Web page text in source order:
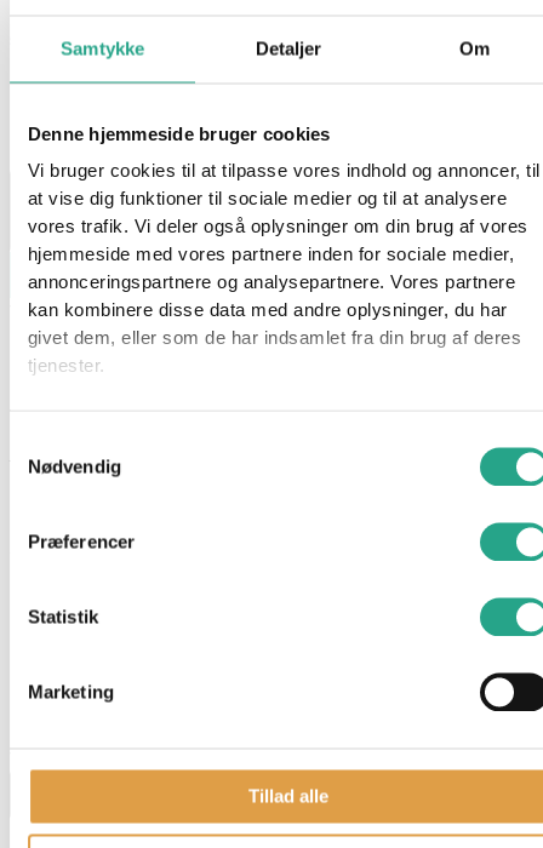
Samtykke Detaljer Om
Denne hjemmeside bruger cookies
Vi bruger cookies til at tilpasse vores indhold og annoncer, til
at vise dig funktioner til sociale medier og til at analysere
vores trafik. Vi deler også oplysninger om din brug af vores
hjemmeside med vores partnere inden for sociale medier,
annonceringspartnere og analysepartnere. Vores partnere
kan kombinere disse data med andre oplysninger, du har
givet dem, eller som de har indsamlet fra din brug af deres
tjenester.
Nødvendig
Præferencer
Statistik
Marketing
Tillad alle
kr.
På lager 1-3 hverdages levering
På lager: På lager
Læg i kurv
Varenummer93423Kategori Kreativt og Lærerigt
Beskrivelse
tegner, laver perler eller spiller spil. Mulighederne er mange
Specifikationer
Dette felt er skjult, når du får vist formularen